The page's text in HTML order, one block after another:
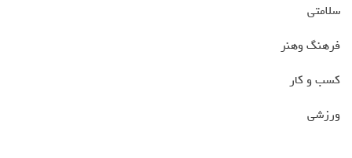
سلامتی
فرهنگ وهنر
کسب و کار
ورزشی